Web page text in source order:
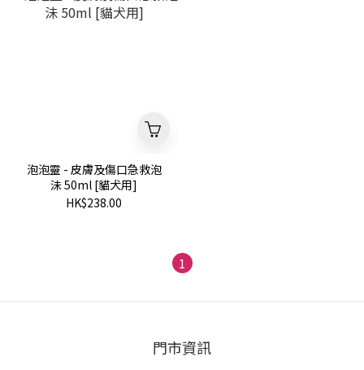
泡泡靈 - 皮膚及傷口急救泡
沬 50ml [貓犬用]
HK$238.00
1
門市資訊